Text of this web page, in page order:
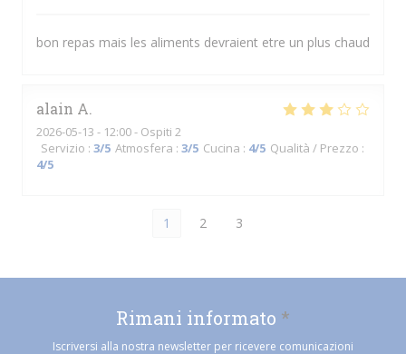
bon repas mais les aliments devraient etre un plus chaud
alain A
2026-05-13 - 12:00 - Ospiti 2
Servizio : 3/5 Atmosfera : 3/5 Cucina : 4/5 Qualità / Prezzo :
4/5
1 2 3
Rimani informato *
Iscriversi alla nostra newsletter per ricevere comunicazioni